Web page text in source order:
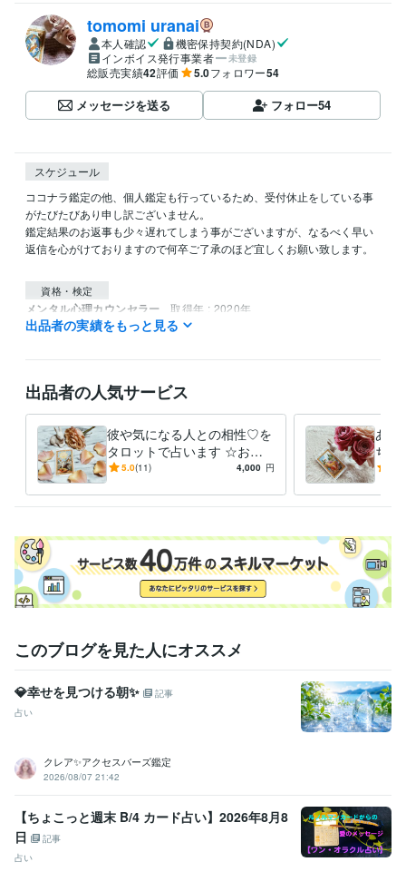
tomomi uranai
本人確認
機密保持契約(NDA)
インボイス発行事業者
未登録
総販売実績42評価 5.0フォロワー54
メッセージを送る フォロー54
スケジュール
ココナラ鑑定の他、個人鑑定も行っているため、受付休止をしている事
がたびたびあり申し訳ございません。
鑑定結果のお返事も少々遅れてしまう事がございますが、なるべく早い
返信を心がけておりますので何卒ご了承のほど宜しくお願い致します。
資格・検定
メンタル心理カウンセラー 取得年 : 2020年
タロットリーディングマスター
タロットリーディングマスター 取得年 : 2018年
メンタル心理カウンセラー
四柱推命鑑定士 取得年 : 2018年
出品者の実績をもっと見る
出品者の人気サービス
彼や気になる人との相性♡を
タロットで占います ☆お相
手との今現在の相性をタロッ
5.0(11) 4,000 円
あな
ちや
やお
このブログを見た人にオススメ
💎幸せを見つける朝✨
記事
占い
クレア✨アクセスバーズ鑑定
2026/08/07 21:42
【ちょこっと週末 B/4 カード占い】2026年8月8
日
記事
占い